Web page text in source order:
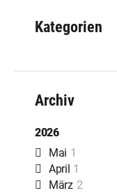
Kategorien
Archiv
2026
Mai 1
April 1
März 2